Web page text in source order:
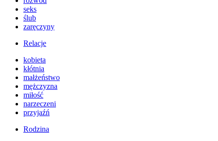
seks
ślub
zaręczyny
Relacje
kobieta
kłótnia
małżeństwo
mężczyzna
miłość
narzeczeni
przyjaźń
Rodzina